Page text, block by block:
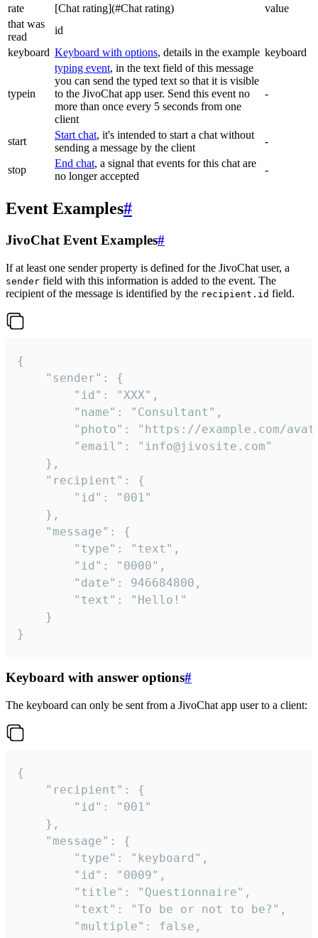
rate
[Chat rating](#Chat rating)
value
that was
read
id
keyboard Keyboard with options, details in the example keyboard
typein
typing event, in the text field of this message
you can send the typed text so that it is visible
to the JivoChat app user. Send this event no
more than once every 5 seconds from one
client
-
start
Start chat, it's intended to start a chat without
sending a message by the client
-
stop
End chat, a signal that events for this chat are
no longer accepted
-
Event Examples#
JivoChat Event Examples#
If at least one sender property is defined for the JivoChat user, a
sender field with this information is added to the event. The
recipient of the message is identified by the recipient.id field.
{
}
Keyboard with answer options#
The keyboard can only be sent from a JivoChat app user to a client:
{